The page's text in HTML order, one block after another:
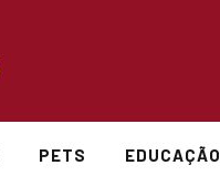
PETS EDUCAÇÃO